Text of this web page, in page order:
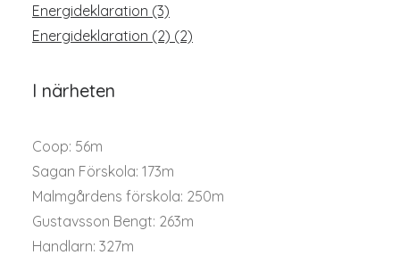
Energideklaration (3)
Energideklaration (2) (2)
I närheten
Coop: 56m
Sagan Förskola: 173m
Malmgårdens förskola: 250m
Gustavsson Bengt: 263m
Handlarn: 327m